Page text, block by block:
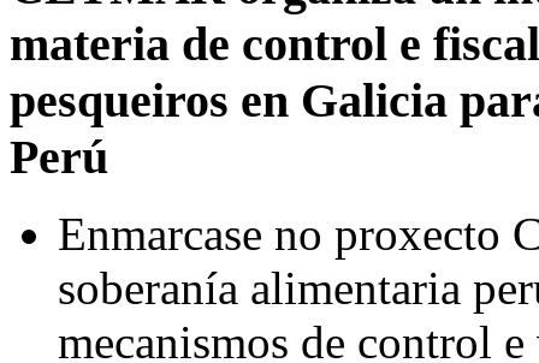
materia de control e
pesqueiros en Galicia
Perú
Enmarcase no proxecto
soberanía alimentaria
mecanismos de control